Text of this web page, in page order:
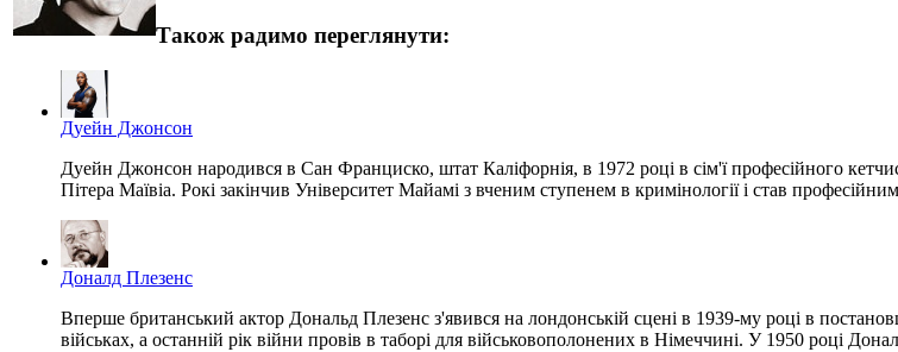
Також радимо переглянути:
Дуейн Джонсон
Дуейн Джонсон народився в Сан Франциско, штат Каліфорнія, в 1972 році в сім'ї професійного
Пітера Маївіа. Рокі закінчив Університет Майамі з вченим ступенем в кримінології і став
Доналд Плезенс
Вперше британський актор Дональд Плезенс з'явився на лондонській сцені в 1939-му році в
військах, а останній рік війни провів в таборі для військовополонених в Німеччині. У 1950 році